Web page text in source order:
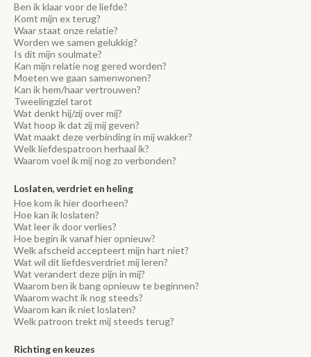
Ben ik klaar voor de liefde?
Komt mijn ex terug?
Waar staat onze relatie?
Worden we samen gelukkig?
Is dit mijn soulmate?
Kan mijn relatie nog gered worden?
Moeten we gaan samenwonen?
Kan ik hem/haar vertrouwen?
Tweelingziel tarot
Wat denkt hij/zij over mij?
Wat hoop ik dat zij mij geven?
Wat maakt deze verbinding in mij wakker?
Welk liefdespatroon herhaal ik?
Waarom voel ik mij nog zo verbonden?
Loslaten, verdriet en heling
Hoe kom ik hier doorheen?
Hoe kan ik loslaten?
Wat leer ik door verlies?
Hoe begin ik vanaf hier opnieuw?
Welk afscheid accepteert mijn hart niet?
Wat wil dit liefdesverdriet mij leren?
Wat verandert deze pijn in mij?
Waarom ben ik bang opnieuw te beginnen?
Waarom wacht ik nog steeds?
Waarom kan ik niet loslaten?
Welk patroon trekt mij steeds terug?
Richting en keuzes